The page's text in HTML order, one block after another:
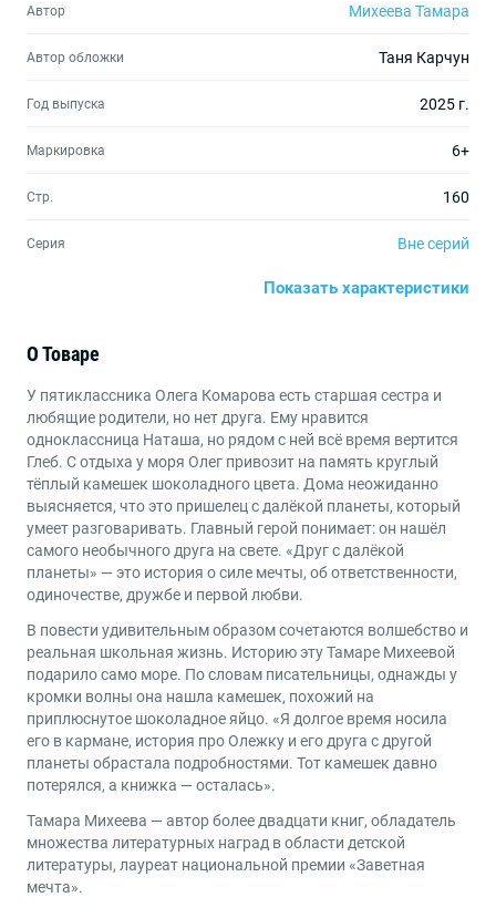
Автор Михеева Тамара
Автор обложки Таня Карчун
Год выпуска 2025 г.
Маркировка 6+
Стр. 160
Серия Вне серий
140х210
Возраст
Жанры Веселые книги,Приключения
Показать характеристики
О Товаре
У пятиклассника Олега Комарова есть старшая сестра и
любящие родители, но нет друга. Ему нравится
одноклассница Наташа, но рядом с ней всё время вертится
Глеб. С отдыха у моря Олег привозит на память круглый
тёплый камешек шоколадного цвета. Дома неожиданно
выясняется, что это пришелец с далёкой планеты, который
умеет разговаривать. Главный герой понимает: он нашёл
самого необычного друга на свете. «Друг с далёкой
планеты» — это история о силе мечты, об ответственности,
одиночестве, дружбе и первой любви.
В повести удивительным образом сочетаются волшебство и
реальная школьная жизнь. Историю эту Тамаре Михеевой
подарило само море. По словам писательницы, однажды у
кромки волны она нашла камешек, похожий на
приплюснутое шоколадное яйцо. «Я долгое время носила
его в кармане, история про Олежку и его друга с другой
планеты обрастала подробностями. Тот камешек давно
потерялся, а книжка — осталась».
Тамара Михеева — автор более двадцати книг, обладатель
множества литературных наград в области детской
литературы, лауреат национальной премии «Заветная
мечта».